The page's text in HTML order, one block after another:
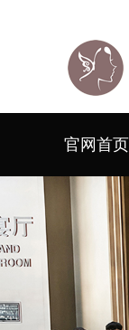
官网首页